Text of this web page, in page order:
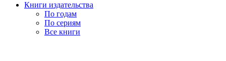
Книги издательства
По годам
По сериям
Все книги